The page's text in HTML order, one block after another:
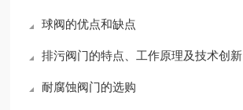
球阀的优点和缺点
排污阀门的特点、工作原理及技术创新
耐腐蚀阀门的选购